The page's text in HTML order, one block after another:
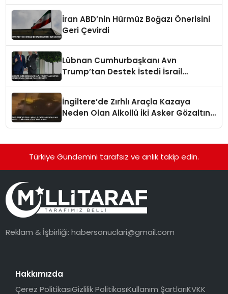
İran ABD’nin Hürmüz Boğazı Önerisini
Geri Çevirdi
Lübnan Cumhurbaşkanı Avn
Trump’tan Destek İstedi İsrail
İngiltere’de Zırhlı Araçla Kazaya
Neden Olan Alkollü İki Asker Gözaltına
Türkiye Gündemini tarafsız ve anlık takip edin.
Reklam & İşbirliği:habersonuclari@gmail.com
Hakkımızda
Çerez PolitikasıGizlilik PolitikasıKullanım ŞartlarıKVKK